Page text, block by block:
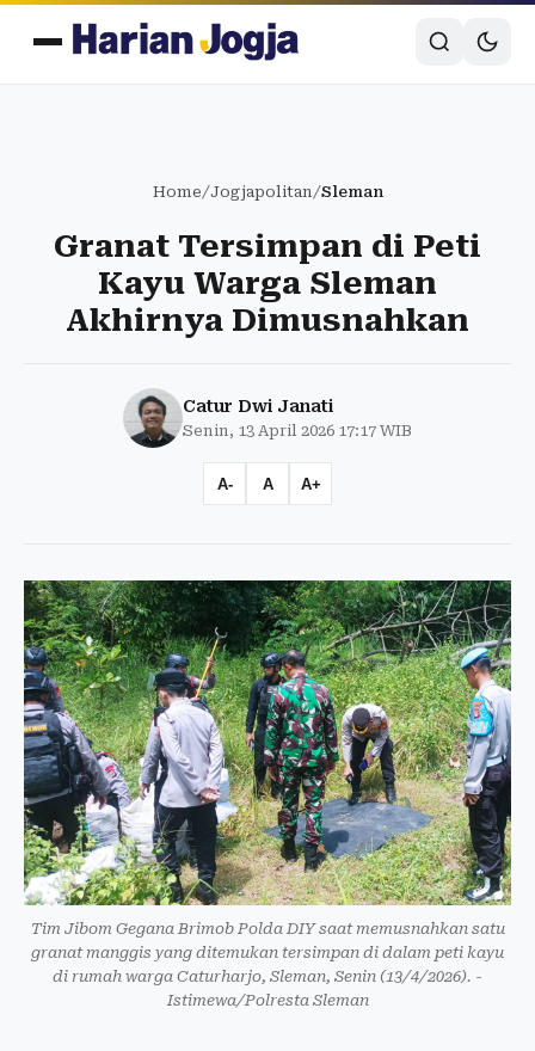
Home/Jogjapolitan/Sleman
Granat Tersimpan di Peti
Kayu Warga Sleman
Akhirnya Dimusnahkan
Catur Dwi Janati
Senin, 13 April 2026 17:17 WIB
A- A A+
Tim Jibom Gegana Brimob Polda DIY saat memusnahkan satu
granat manggis yang ditemukan tersimpan di dalam peti kayu
di rumah warga Caturharjo, Sleman, Senin (13/4/2026). -
Istimewa/Polresta Sleman